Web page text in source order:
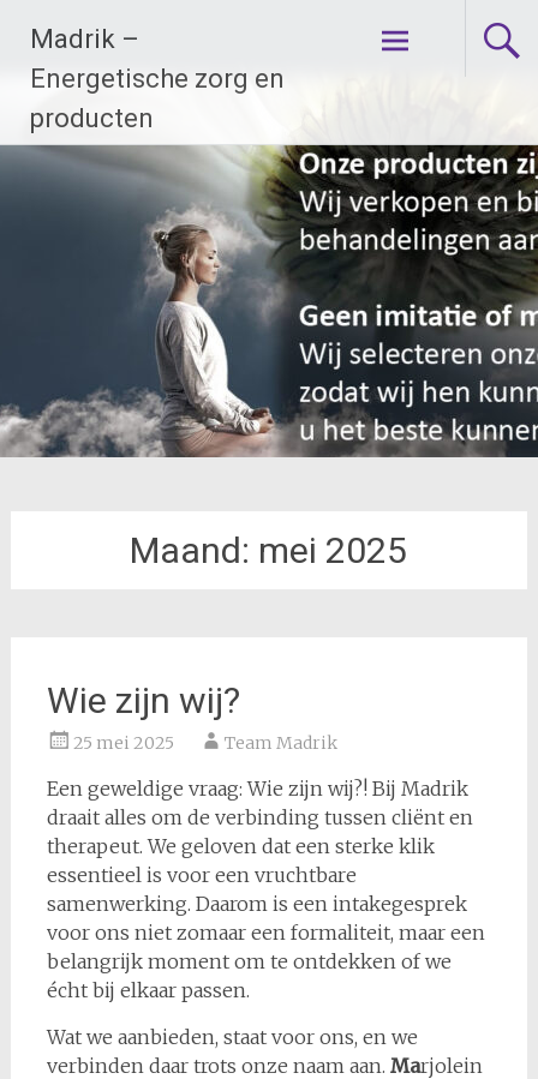
naarMadrik –
Energetische zorg en
producten
Maand: mei 2025
Wie zijn wij?
25 mei 2025 Team Madrik
Een geweldige vraag: Wie zijn wij?! Bij Madrik
draait alles om de verbinding tussen cliënt en
therapeut. We geloven dat een sterke klik
essentieel is voor een vruchtbare
samenwerking. Daarom is een intakegesprek
voor ons niet zomaar een formaliteit, maar een
belangrijk moment om te ontdekken of we
écht bij elkaar passen.
Wat we aanbieden, staat voor ons, en we
verbinden daar trots onze naam aan. Marjolein